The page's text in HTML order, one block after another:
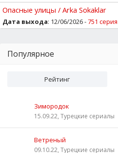
Опасные улицы / Arka Sokaklar
Дата выхода: 12/06/2026 -751 серия
Популярное
Рейтинг
Зимородок
15.09.22, Турецкие сериалы
Ветреный
09.10.22, Турецкие сериалы